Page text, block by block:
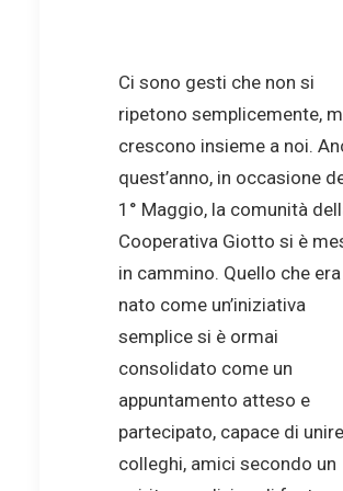
Ci sono gesti che non si
ripetono semplicemente,
crescono insieme a noi.
quest’anno, in occasione
1° Maggio, la comunità
Cooperativa Giotto si è
in cammino. Quello che era
nato come un’iniziativa
semplice si è ormai
consolidato come un
appuntamento atteso e
partecipato, capace di unire
colleghi, amici secondo un